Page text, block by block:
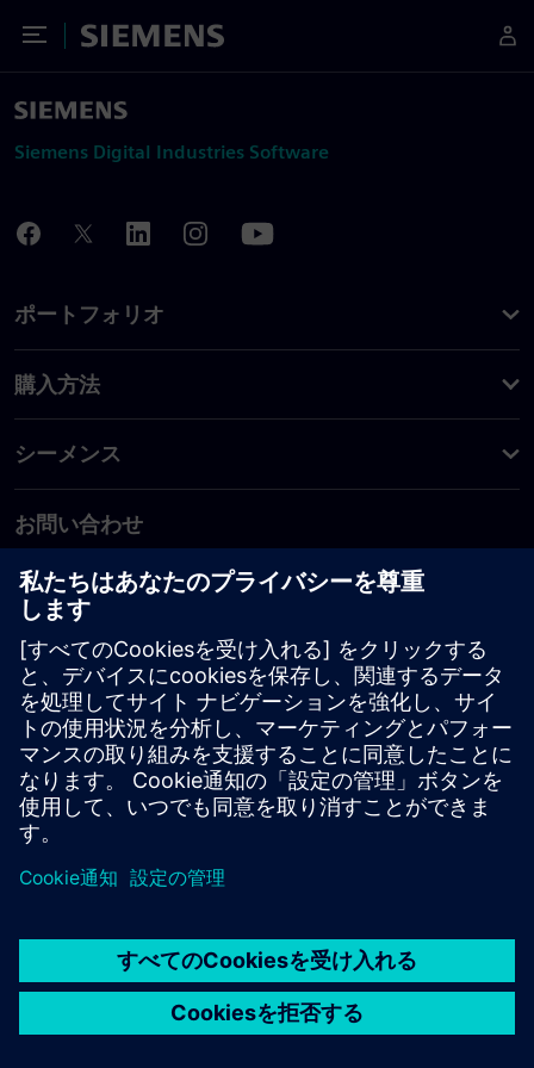
Toggle Menu
Siemens
Siemens Digital Industries Software
ポートフォリオ
購入方法
シーメンス
お問い合わせ
PLM製品のお問い合わせ
EDA製品のお問い合わせ
世界各地の事業拠点
サポート・センター
ご意見・ご要望
違法コピーの連絡先
© Siemens2026
タル・ミレニアム著作権法 (DMCA)
内部通報